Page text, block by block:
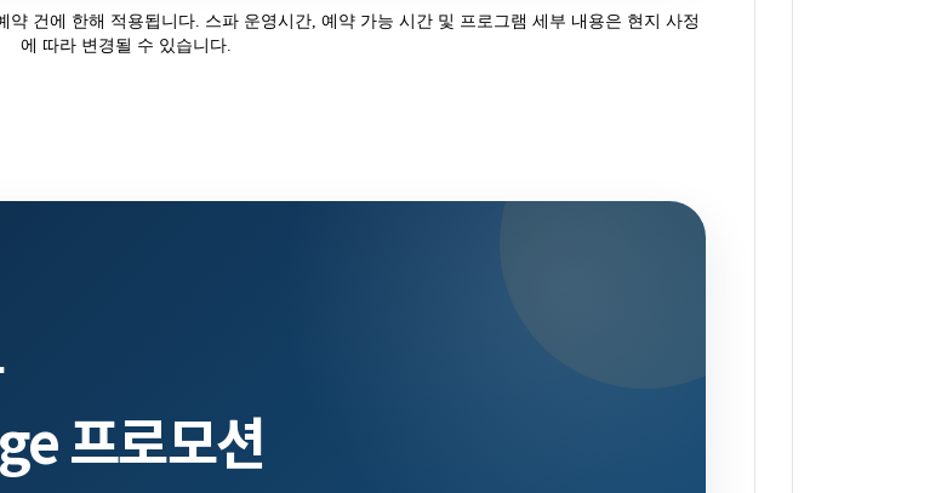
약 건에 한해 적용됩니다. 스파 운영시간, 예약 가능 시간 및 프로그램 세부 내용은 현지 사정
에 따라 변경될 수 있습니다.
프로모션